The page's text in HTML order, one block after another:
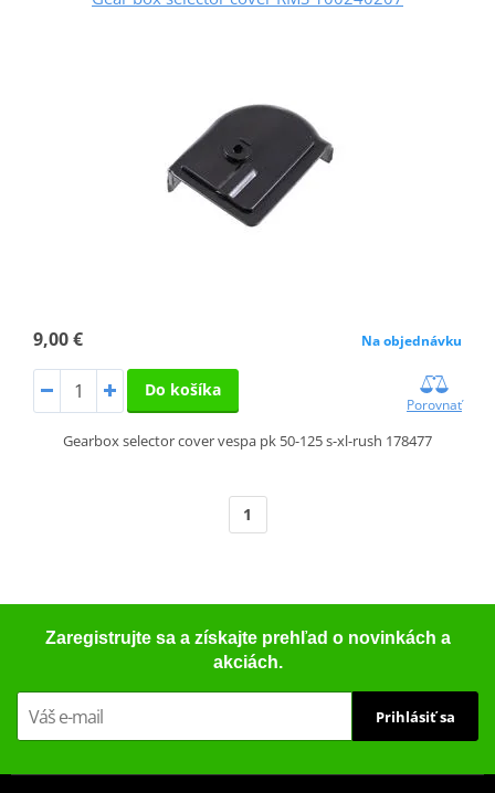
9,00 € Na objednávku
Do košíka
Porovnať
Gearbox selector cover vespa pk 50-125 s-xl-rush 178477
1
Zaregistrujte sa a získajte prehľad o novinkách a
akciách.
Prihlásiť sa